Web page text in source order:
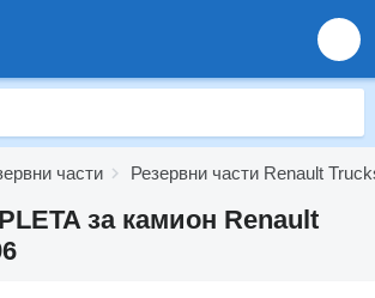
части Резервни части Renault
за камион Renault